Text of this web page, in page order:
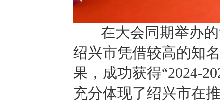
在大会同期举办的
绍兴市凭借较高的知
果，成功获得“2024-
充分体现了绍兴市在